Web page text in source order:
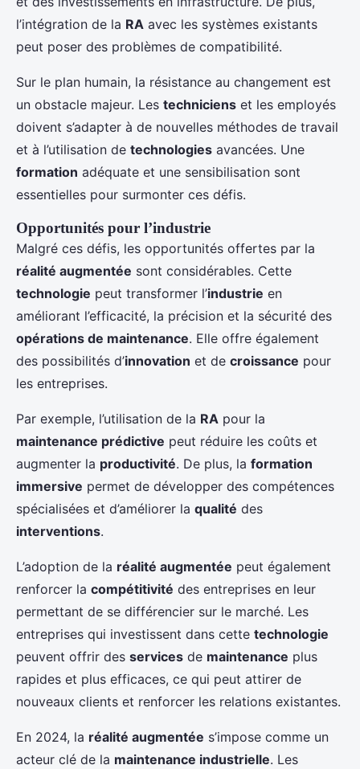
l’intégration de la RA avec les systèmes existants
peut poser des problèmes de compatibilité.
Sur le plan humain, la résistance au changement est
un obstacle majeur. Les techniciens et les employés
doivent s’adapter à de nouvelles méthodes de travail
et à l’utilisation de technologies avancées. Une
formation adéquate et une sensibilisation sont
essentielles pour surmonter ces défis.
Opportunités pour l’industrie
Malgré ces défis, les opportunités offertes par la
réalité augmentée sont considérables. Cette
technologie peut transformer l’industrie en
améliorant l’efficacité, la précision et la sécurité des
opérations de maintenance. Elle offre également
des possibilités d’innovation et de croissance pour
les entreprises.
Par exemple, l’utilisation de la RA pour la
maintenance prédictive peut réduire les coûts et
augmenter la productivité. De plus, la formation
immersive permet de développer des compétences
spécialisées et d’améliorer la qualité des
interventions.
L’adoption de la réalité augmentée peut également
renforcer la compétitivité des entreprises en leur
permettant de se différencier sur le marché. Les
entreprises qui investissent dans cette technologie
peuvent offrir des services de maintenance plus
rapides et plus efficaces, ce qui peut attirer de
nouveaux clients et renforcer les relations existantes.
En 2024, la réalité augmentée s’impose comme un
acteur clé de la maintenance industrielle. Les